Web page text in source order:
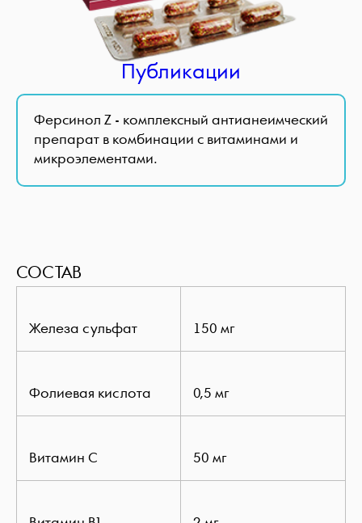
Публикации
Ферсинол Z - комплексный антианеимческий
препарат в комбинации с витаминами и
микроэлементами.
СОСТАВ
Железа сульфат 150 мг
Фолиевая кислота 0,5 мг
Витамин C 50 мг